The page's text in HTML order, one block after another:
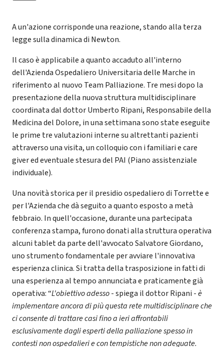
A un'azione corrisponde una reazione, stando alla terza
legge sulla dinamica di Newton.
Il caso è applicabile a quanto accaduto all'interno
dell'Azienda Ospedaliero Universitaria delle Marche in
riferimento al nuovo Team Palliazione. Tre mesi dopo la
presentazione della nuova struttura multidisciplinare
coordinata dal dottor Umberto Ripani, Responsabile della
Medicina del Dolore, in una settimana sono state eseguite
le prime tre valutazioni interne su altrettanti pazienti
attraverso una visita, un colloquio con i familiari e care
giver ed eventuale stesura del PAI (Piano assistenziale
individuale).
Una novità storica per il presidio ospedaliero di Torrette e
per l'Azienda che dà seguito a quanto esposto a metà
febbraio. In quell'occasione, durante una partecipata
conferenza stampa, furono donati alla struttura operativa
alcuni tablet da parte dell'avvocato Salvatore Giordano,
uno strumento fondamentale per avviare l'innovativa
esperienza clinica. Si tratta della trasposizione in fatti di
una esperienza al tempo annunciata e praticamente già
operativa: “L'obiettivo adesso- spiega il dottor Ripani -è
implementare ancora di più questa rete multidisciplinare che
ci consente di trattare casi fino a ieri affrontabili
esclusivamente dagli esperti della palliazione spesso in
contesti non ospedalieri e con tempistiche non adeguate.